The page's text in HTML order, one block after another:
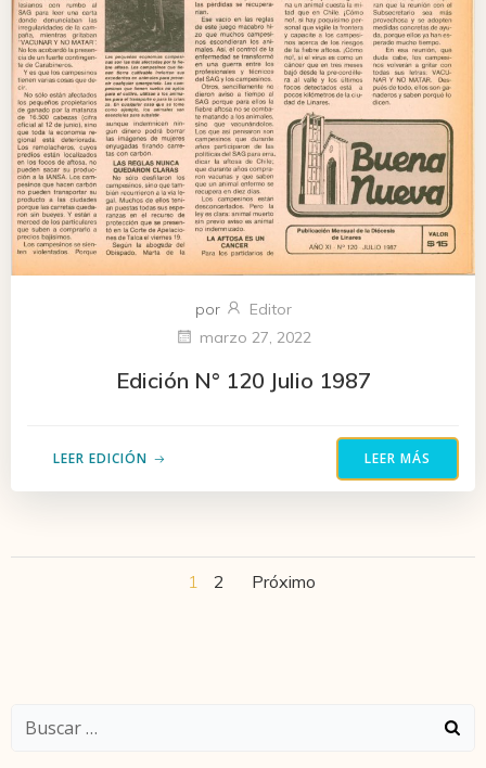
por
Editor
marzo 27, 2022
Edición N° 120 Julio 1987
LEER EDICIÓN LEER MÁS
Navegación
Página
1 Página
2
Navegación
Próximo
Buscar: